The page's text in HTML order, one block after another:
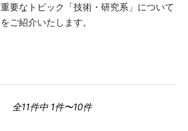
要なトピック「技術・研究系」について
ご紹介いたします。
全11件中 1件〜10件